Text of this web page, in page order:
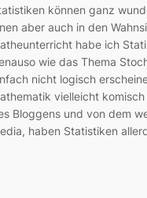
können ganz
aber auch in den
habe ich
wie das Thema
nicht logisch
vielleicht
Bloggens und von dem
haben Statistiken